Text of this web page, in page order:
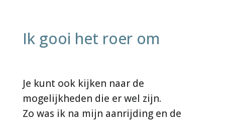
Ik gooi het roer om
Je kunt ook kijken naar de
mogelijkheden die er wel zijn.
Zo was ik na mijn aanrijding en de